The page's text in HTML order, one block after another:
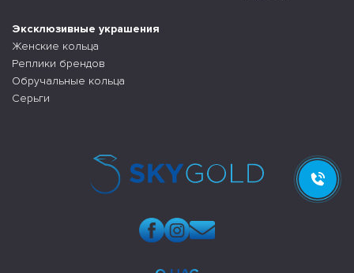
Эксклюзивные украшения
Женские кольца
Реплики брендов
Обручальные кольца
Серьги